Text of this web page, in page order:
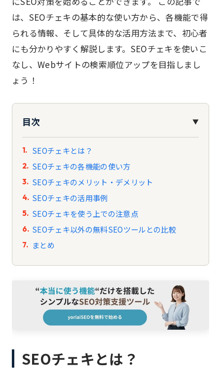
は、SEOチェキの基本的な使い方から、各機能で得
られる情報、そして具体的な活用方法まで、初心者
にも分かりやすく解説します。SEOチェキを使いこ
なし、Webサイトの検索順位アップを目指しまし
ょう！
目次 ▼
SEOチェキとは？
SEOチェキの各機能の使い方
SEOチェキのメリット・デメリット
SEOチェキの活用事例
SEOチェキを使う上での注意点
SEOチェキ以外の無料SEOツールとの比較
まとめ
SEOチェキとは？